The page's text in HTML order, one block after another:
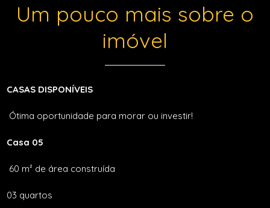
Um pouco mais sobre o
imóvel
CASAS DISPONÍVEIS
Ótima oportunidade para morar ou investir!
Casa 05
60 m² de área construída
03 quartos